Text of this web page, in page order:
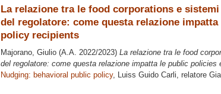
La relazione tra le food corporations e
del regolatore: come questa relazione
policy recipients
Majorano, Giulio (A.A. 2022/2023) La relazione tra le food
del regolatore: come questa relazione impatta le public policies
Nudging: behavioral public policy, Luiss Guido Carli, relatore